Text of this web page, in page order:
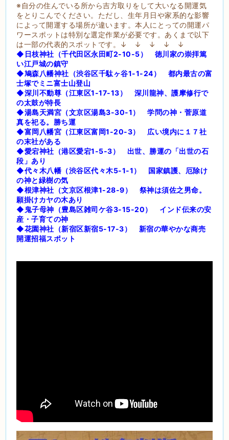
※自分の住んでいる所から吉方取りをして大いなる開運気
をとりこんでください。ただし、生年月日や家系的な影響
によって開運する場所が違います。本人にとっての開運パ
ワースポットは特別な選定作業が必要です。あくまで以下
は一部の代表的スポットです。↓ ↓ ↓ ↓ ↓
◆日枝神社（千代田区永田町2-10-5） 徳川家の崇拝篤
い江戸城の鎮守
◆鳩森八幡神社（渋谷区千駄ヶ谷1-1-24） 都内最古の富
士塚でミニ富士山登山
◆深川不動尊（江東区1-17-13） 深川龍神、護摩修行で
の太鼓が特長
◆湯島天満宮（文京区湯島3-30-1） 学問の神・菅原道
真を祀る。勝ち運
◆富岡八幡宮（江東区富岡1-20-3） 広い境内に１７社
の末社がある
◆愛宕神社（港区愛宕1-5-3） 出世、勝運の「出世の石
段」あり
◆代々木八幡（渋谷区代々木5-1-1） 国家鎮護、厄除け
の神と緑樹の気
◆根津神社（文京区根津1-28-9） 祭神は須佐之男命。
願掛けカヤの木あり
◆鬼子母神（豊島区雑司ケ谷3-15-20） インド伝来の安
産・子育ての神
◆花園神社（新宿区新宿5-17-3） 新宿の華やかな商売
開運招福スポット